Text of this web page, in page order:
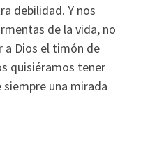
debilidad. Y nos
de la vida, no
a Dios el timón de
quisiéramos tener
una mirada